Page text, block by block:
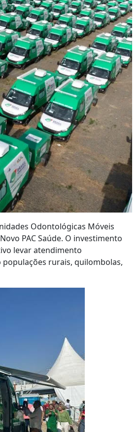
Odontológicas Móveis
PAC Saúde. O investimento
levar atendimento
rurais, quilombolas,